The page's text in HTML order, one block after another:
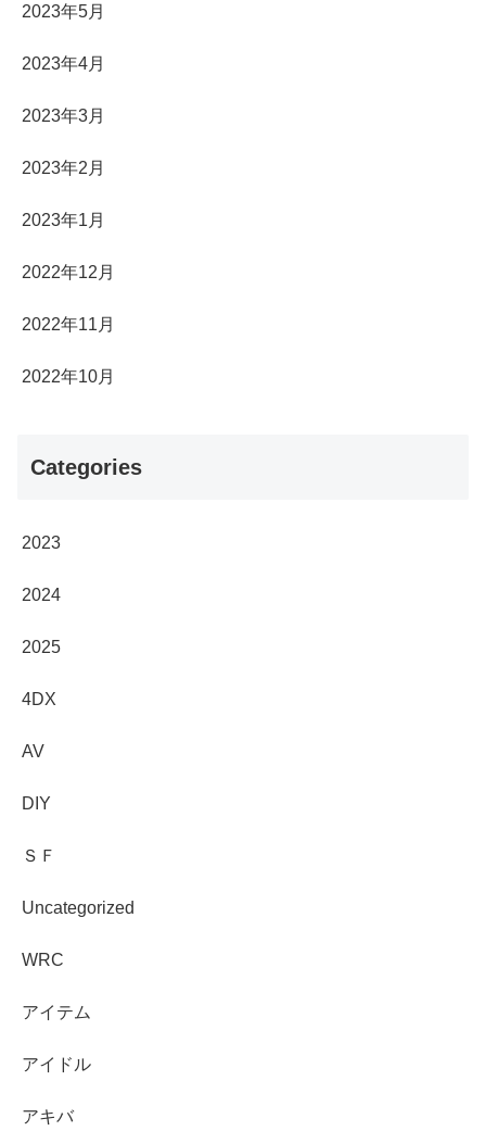
2023年5月
2023年4月
2023年3月
2023年2月
2023年1月
2022年12月
2022年11月
2022年10月
Categories
2023
2024
2025
4DX
AV
DIY
ＳＦ
Uncategorized
WRC
アイテム
アイドル
アキバ